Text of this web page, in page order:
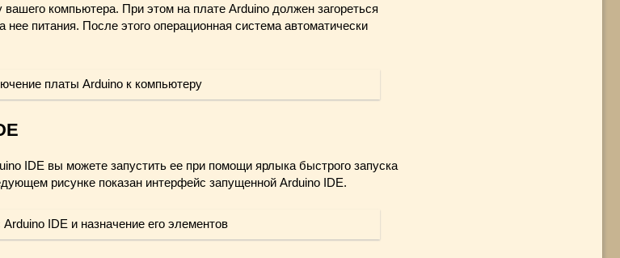
вашего компьютера. При этом на плате Arduino должен загореться
питания. После этого операционная система автоматически
IDE вы можете запустить ее при помощи ярлыка быстрого запуска
рисунке показан интерфейс запущенной Arduino IDE.